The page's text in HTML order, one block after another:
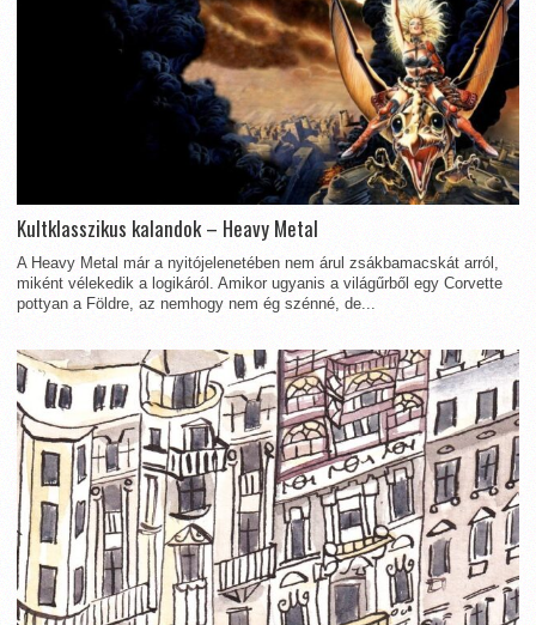
Kultklasszikus kalandok – Heavy Metal
A Heavy Metal már a nyitójelenetében nem árul zsákbamacskát arról,
miként vélekedik a logikáról. Amikor ugyanis a világűrből egy Corvette
pottyan a Földre, az nemhogy nem ég szénné, de...